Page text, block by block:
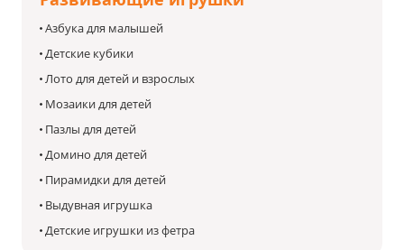
Азбука для малышей
Детские кубики
Лото для детей и взрослых
Мозаики для детей
Пазлы для детей
Домино для детей
Пирамидки для детей
Выдувная игрушка
Детские игрушки из фетра